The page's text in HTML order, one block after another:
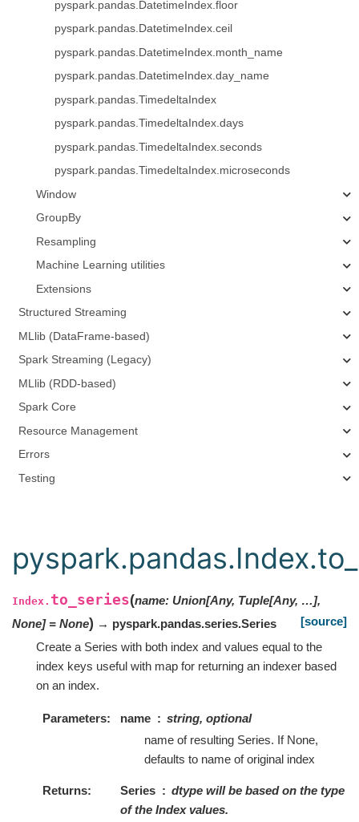
pyspark.pandas.DatetimeIndex.floor
pyspark.pandas.DatetimeIndex.ceil
pyspark.pandas.DatetimeIndex.month_name
pyspark.pandas.DatetimeIndex.day_name
pyspark.pandas.TimedeltaIndex
pyspark.pandas.TimedeltaIndex.days
pyspark.pandas.TimedeltaIndex.seconds
pyspark.pandas.TimedeltaIndex.microseconds
Window
GroupBy
Resampling
Machine Learning utilities
Extensions
Structured Streaming
MLlib (DataFrame-based)
Spark Streaming (Legacy)
MLlib (RDD-based)
Spark Core
Resource Management
Errors
Testing
Index. to_series(name: Union[Any, Tuple[Any, …],
None] = None) → pyspark.pandas.series.Series
[source]
Create a Series with both index and values equal to the
index keys useful with map for returning an indexer based
on an index.
Parameters name
string, optional
name of resulting Series. If None,
defaults to name of original index
Returns Series
dtype will be based on the type
of the Index values.